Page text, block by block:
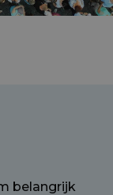
belangrijk